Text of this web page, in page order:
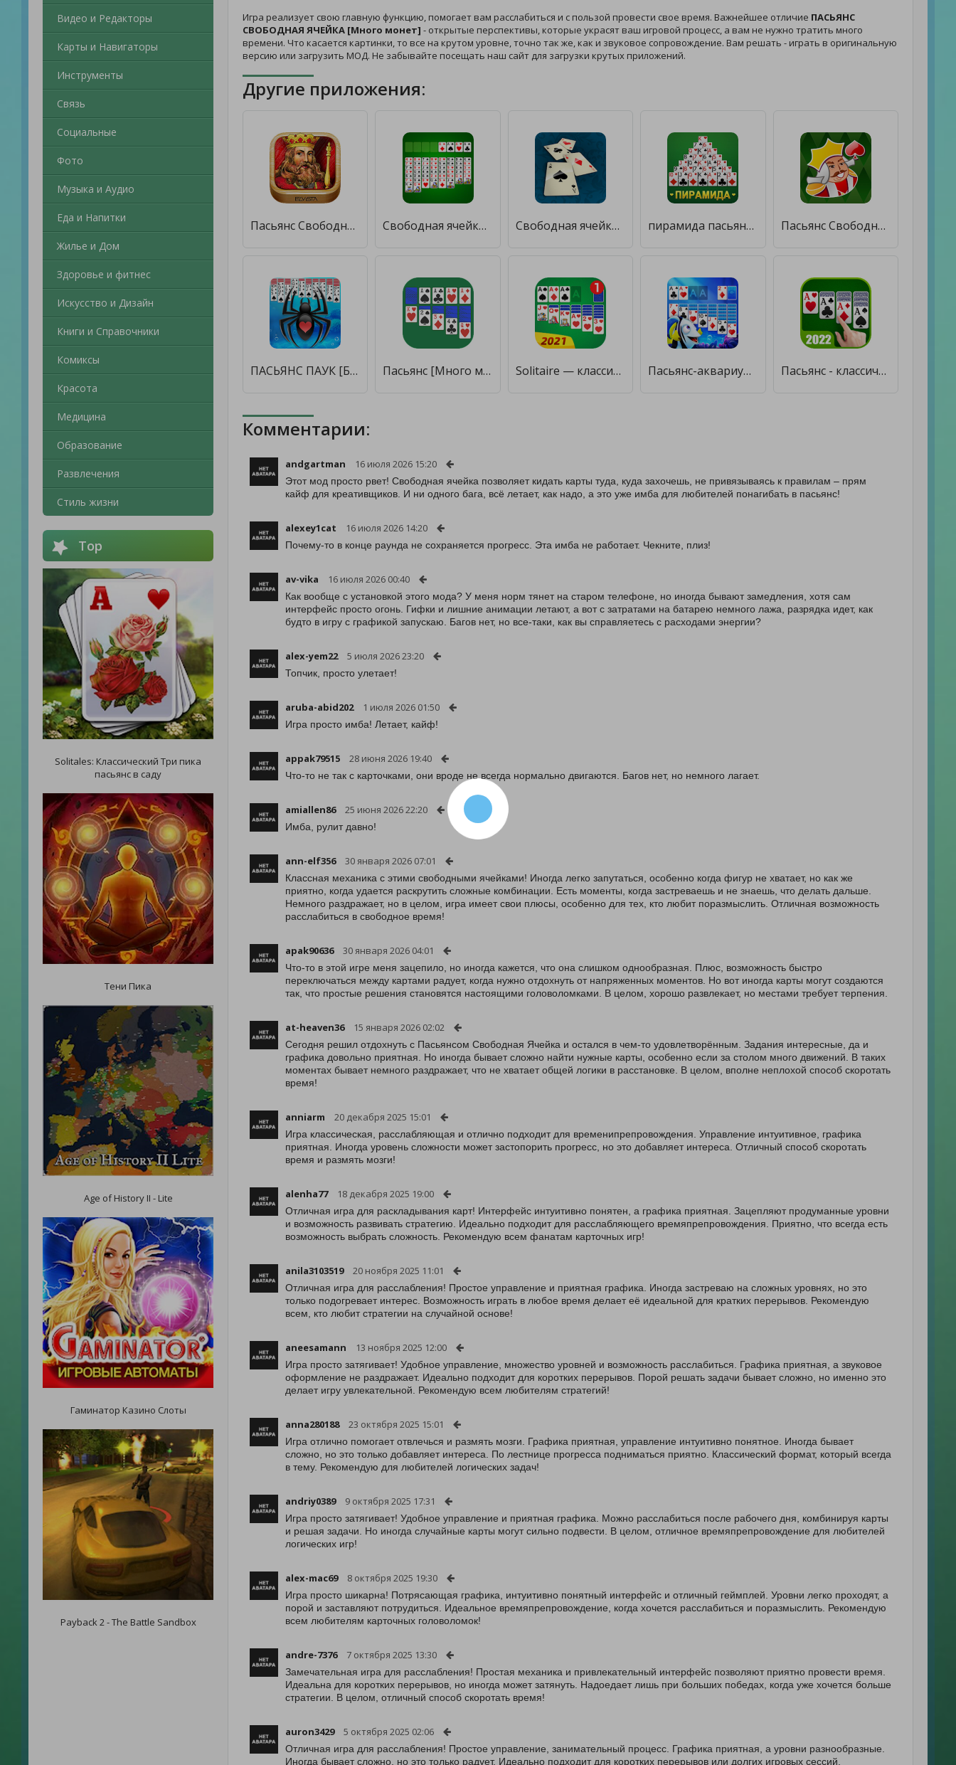
Видео и Редакторы
Карты и Навигаторы
Инструменты
Связь
Социальные
Фото
Музыка и Аудио
Еда и Напитки
Жилье и Дом
Здоровье и фитнес
Искусство и Дизайн
Книги и Справочники
Комиксы
Красота
Медицина
Образование
Развлечения
Стиль жизни
Top
Solitales: Классический Три пика
пасьянс в саду
Тени Пика
Age of History II - Lite
Гаминатор Казино Слоты
Payback 2 - The Battle Sandbox
Игра реализует свою главную функцию, помогает вам расслабиться и с пользой провести свое время. Важнейшее отличие ПАСЬЯНС
СВОБОДНАЯ ЯЧЕЙКА [Много монет] - открытые перспективы, которые украсят ваш игровой процесс, а вам не нужно тратить много
времени. Что касается картинки, то все на крутом уровне, точно так же, как и звуковое сопровождение. Вам решать - играть в оригинальную
версию или загрузить МОД. Не забывайте посещать наш сайт для загрузки крутых приложений.
Другие приложения:
Пасьянс Свободная ячейка [Бесплатные покупки] Свободная ячейка [Много монет] Свободная ячейка: Классический пасьянс солитер [Много денег] пирамида пасьянс - карточные [Много монет] Пасьянс Свободная Ячейка [Мод меню]
ПАСЬЯНС ПАУК [Бесплатные покупки] Пасьянс [Много монет] Solitaire — классический пасьянс «Косынка» [Много монет] Пасьянс-аквариум [Много монет] Пасьянс - классический пасьянс [Мод меню]
Комментарии:
andgartman 16 июля 2026 15:20
Этот мод просто рвет! Свободная ячейка позволяет кидать карты туда, куда захочешь, не привязываясь к правилам – прям
кайф для креативщиков. И ни одного бага, всё летает, как надо, а это уже имба для любителей понагибать в пасьянс!
alexey1cat 16 июля 2026 14:20
Почему-то в конце раунда не сохраняется прогресс. Эта имба не работает. Чекните, плиз!
av-vika 16 июля 2026 00:40
Как вообще с установкой этого мода? У меня норм тянет на старом телефоне, но иногда бывают замедления, хотя сам
интерфейс просто огонь. Гифки и лишние анимации летают, а вот с затратами на батарею немного лажа, разрядка идет, как
будто в игру с графикой запускаю. Багов нет, но все-таки, как вы справляетесь с расходами энергии?
alex-yem22 5 июля 2026 23:20
Топчик, просто улетает!
aruba-abid202 1 июля 2026 01:50
Игра просто имба! Летает, кайф!
appak79515 28 июня 2026 19:40
Что-то не так с карточками, они вроде не всегда нормально двигаются. Багов нет, но немного лагает.
amiallen86 25 июня 2026 22:20
Имба, рулит давно!
ann-elf356 30 января 2026 07:01
Классная механика с этими свободными ячейками! Иногда легко запутаться, особенно когда фигур не хватает, но как же
приятно, когда удается раскрутить сложные комбинации. Есть моменты, когда застреваешь и не знаешь, что делать дальше.
Немного раздражает, но в целом, игра имеет свои плюсы, особенно для тех, кто любит поразмыслить. Отличная возможность
расслабиться в свободное время!
apak90636 30 января 2026 04:01
Что-то в этой игре меня зацепило, но иногда кажется, что она слишком однообразная. Плюс, возможность быстро
переключаться между картами радует, когда нужно отдохнуть от напряженных моментов. Но вот иногда карты могут создаются
так, что простые решения становятся настоящими головоломками. В целом, хорошо развлекает, но местами требует терпения.
at-heaven36 15 января 2026 02:02
Сегодня решил отдохнуть с Пасьянсом Свободная Ячейка и остался в чем-то удовлетворённым. Задания интересные, да и
графика довольно приятная. Но иногда бывает сложно найти нужные карты, особенно если за столом много движений. В таких
моментах бывает немного раздражает, что не хватает общей логики в расстановке. В целом, вполне неплохой способ скоротать
время!
anniarm 20 декабря 2025 15:01
Игра классическая, расслабляющая и отлично подходит для временипрепровождения. Управление интуитивное, графика
приятная. Иногда уровень сложности может застопорить прогресс, но это добавляет интереса. Отличный способ скоротать
время и размять мозги!
alenha77 18 декабря 2025 19:00
Отличная игра для раскладывания карт! Интерфейс интуитивно понятен, а графика приятная. Зацепляют продуманные уровни
и возможность развивать стратегию. Идеально подходит для расслабляющего времяпрепровождения. Приятно, что всегда есть
возможность выбрать сложность. Рекомендую всем фанатам карточных игр!
anila3103519 20 ноября 2025 11:01
Отличная игра для расслабления! Простое управление и приятная графика. Иногда застреваю на сложных уровнях, но это
только подогревает интерес. Возможность играть в любое время делает её идеальной для кратких перерывов. Рекомендую
всем, кто любит стратегии на случайной основе!
aneesamann 13 ноября 2025 12:00
Игра просто затягивает! Удобное управление, множество уровней и возможность расслабиться. Графика приятная, а звуковое
оформление не раздражает. Идеально подходит для коротких перерывов. Порой решать задачи бывает сложно, но именно это
делает игру увлекательной. Рекомендую всем любителям стратегий!
anna280188 23 октября 2025 15:01
Игра отлично помогает отвлечься и размять мозги. Графика приятная, управление интуитивно понятное. Иногда бывает
сложно, но это только добавляет интереса. По лестнице прогресса подниматься приятно. Классический формат, который всегда
в тему. Рекомендую для любителей логических задач!
andriy0389 9 октября 2025 17:31
Игра просто затягивает! Удобное управление и приятная графика. Можно расслабиться после рабочего дня, комбинируя карты
и решая задачи. Но иногда случайные карты могут сильно подвести. В целом, отличное времяпрепровождение для любителей
логических игр!
alex-mac69 8 октября 2025 19:30
Игра просто шикарна! Потрясающая графика, интуитивно понятный интерфейс и отличный геймплей. Уровни легко проходят, а
порой и заставляют потрудиться. Идеальное времяпрепровождение, когда хочется расслабиться и поразмыслить. Рекомендую
всем любителям карточных головоломок!
andre-7376 7 октября 2025 13:30
Замечательная игра для расслабления! Простая механика и привлекательный интерфейс позволяют приятно провести время.
Идеальна для коротких перерывов, но иногда может затянуть. Надоедает лишь при больших победах, когда уже хочется больше
стратегии. В целом, отличный способ скоротать время!
auron3429 5 октября 2025 02:06
Отличная игра для расслабления! Простое управление, занимательный процесс. Графика приятная, а уровни разнообразные.
Иногда бывает сложно, но это только радует. Идеально подходит для коротких перерывов или долгих игровых сессий.